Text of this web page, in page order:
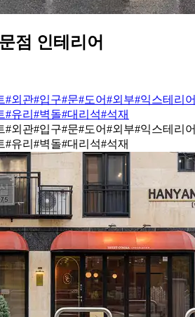
점 인테리어
#외관#입구#문#도어#외부#익스테리어
#유리 #벽돌#대리석#석재
#외관#입구#문#도어#외부#익스테리어
#유리 #벽돌#대리석#석재